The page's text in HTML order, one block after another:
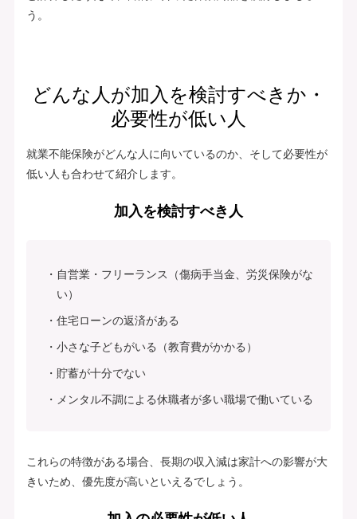
う。
どんな人が加入を検討すべきか・
必要性が低い人
就業不能保険がどんな人に向いているのか、そして必要性が
低い人も合わせて紹介します。
加入を検討すべき人
自営業・フリーランス（傷病手当金、労災保険がな
い）
住宅ローンの返済がある
小さな子どもがいる（教育費がかかる）
貯蓄が十分でない
メンタル不調による休職者が多い職場で働いている
これらの特徴がある場合、長期の収入減は家計への影響が大
きいため、優先度が高いといえるでしょう。